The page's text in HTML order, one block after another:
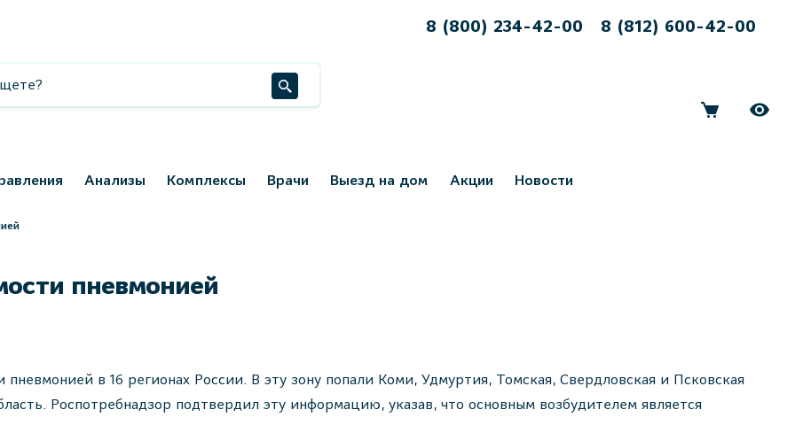
8 (800) 234-42-00 8 (812) 600-42-00
Анализы Комплексы Врачи Выезд на дом Акции Новости
пневмонией
в 16 регионах России. В эту зону попали Коми, Удмуртия, Томская, Свердловская и Псковская
Роспотребнадзор подтвердил эту информацию, указав, что основным возбудителем является